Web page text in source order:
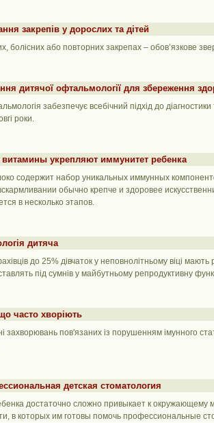
закрепів у дорослих та дітей
болісних або повторних закрепах – обов’язкове
дитячої офтальмології для збереження
забезпечує всебічний підхід до
роки.
витамины укрепляют иммунитет ребенка
содержит набор уникальных иммунных
обычно крепче и здоровее
в несколько этапов.
дитяча
до 25% дівчаток у неповнолітньому віці мають
під сумнів у майбутньому репродуктивну
часто хворіють
захворювань пов'язаних із порушенням імунного
детская стоматология
достаточно сложно привыкает к
в которых им готовы помочь профессиональные